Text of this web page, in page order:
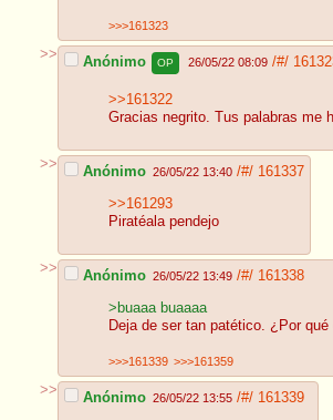
>>>161323
>> Anónimo OP 26/05/22 08:09 /#/
>>161322
Gracias negrito. Tus palabras me
>> Anónimo 26/05/22 13:40 /#/ 161337
>>161293
Piratéala pendejo
>> Anónimo 26/05/22 13:49 /#/ 161338
>buaaa buaaaa
Deja de ser tan patético. ¿Por
>>>161339 >>>161359
>> Anónimo 26/05/22 13:55 /#/ 161339